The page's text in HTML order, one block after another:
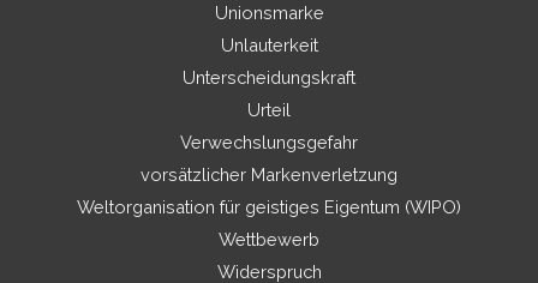
Unionsmarke
Unlauterkeit
Unterscheidungskraft
Urteil
Verwechslungsgefahr
vorsätzlicher Markenverletzung
Weltorganisation für geistiges Eigentum (WIPO)
Wettbewerb
Widerspruch